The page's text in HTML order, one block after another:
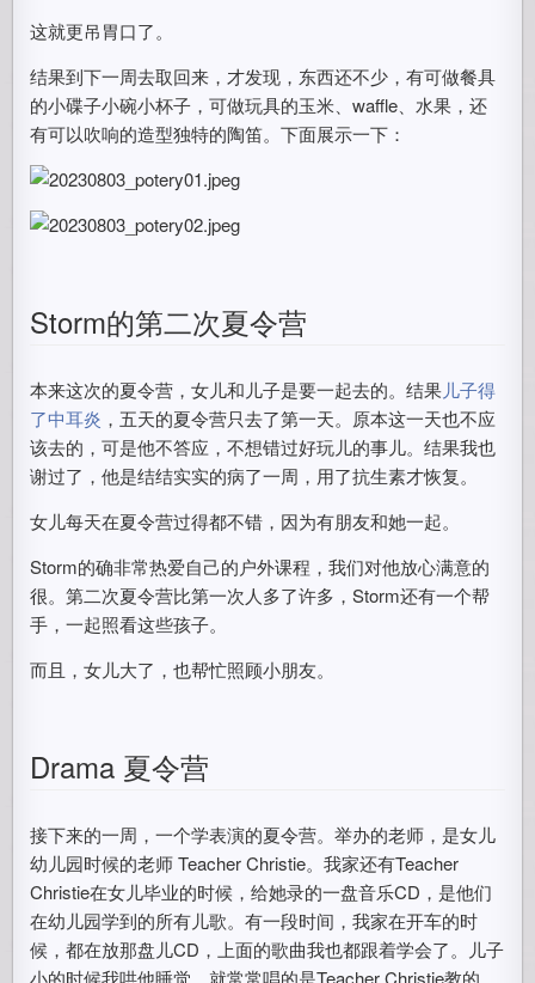
这就更吊胃口了。
结果到下一周去取回来，才发现，东西还不少，有可做餐具
的小碟子小碗小杯子，可做玩具的玉米、waffle、水果，还
有可以吹响的造型独特的陶笛。下面展示一下：
Storm的第二次夏令营
本来这次的夏令营，女儿和儿子是要一起去的。结果儿子得
了中耳炎 ，五天的夏令营只去了第一天。原本这一天也不应
该去的，可是他不答应，不想错过好玩儿的事儿。结果我也
谢过了，他是结结实实的病了一周，用了抗生素才恢复。
女儿每天在夏令营过得都不错，因为有朋友和她一起。
Storm的确非常热爱自己的户外课程，我们对他放心满意的
很。第二次夏令营比第一次人多了许多，Storm还有一个帮
手，一起照看这些孩子。
而且，女儿大了，也帮忙照顾小朋友。
Drama 夏令营
接下来的一周，一个学表演的夏令营。举办的老师，是女儿
幼儿园时候的老师 Teacher Christie。我家还有Teacher
Christie在女儿毕业的时候，给她录的一盘音乐CD，是他们
在幼儿园学到的所有儿歌。有一段时间，我家在开车的时
候，都在放那盘儿CD，上面的歌曲我也都跟着学会了。儿子
小的时候我哄他睡觉，就常常唱的是Teacher Christie教的